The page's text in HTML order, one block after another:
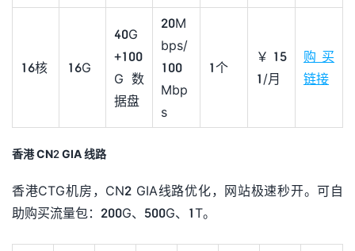
16核 16G
40G
+100
G数
据盘
20M
bps/
100
Mbp
s
1个
￥15
1/月
购买
链接
香港 CN2 GIA 线路
香港CTG机房，CN2 GIA线路优化，网站极速秒开。可自
助购买流量包：200G、500G、1T。